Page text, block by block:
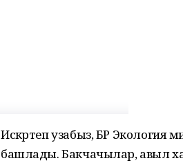
Искәртеп узабыз, БР Экология
башлады. Бакчачылар, авыл